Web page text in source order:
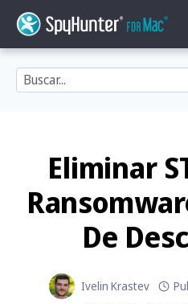
content
Eliminar
De
Ivelin Krastev